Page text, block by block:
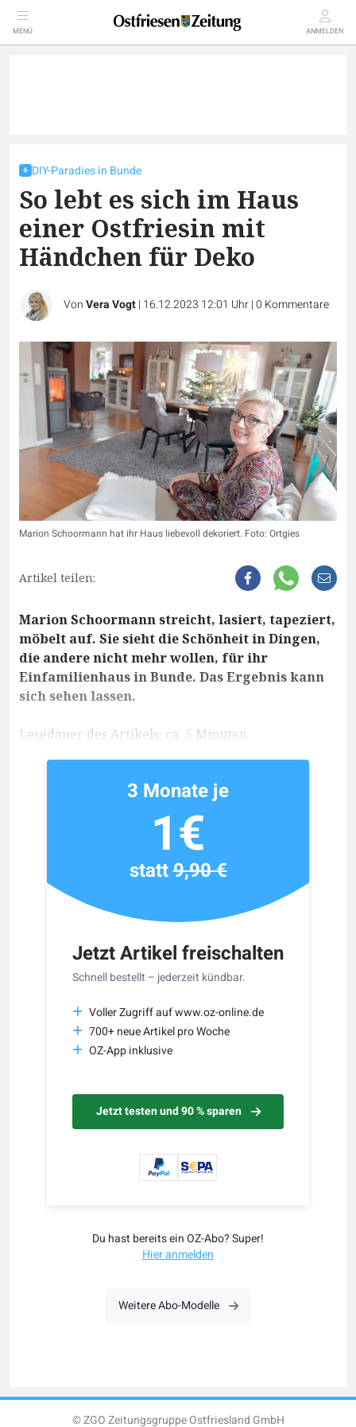
MENÜ ANMELDEN
DIY-Paradies in Bunde
So lebt es sich im Haus
einer Ostfriesin mit
Händchen für Deko
VonVera Vogt| 16.12.2023 12:01 Uhr|0 Kommentare
Marion Schoormann hat ihr Haus liebevoll dekoriert. Foto: Ortgies
Artikel teilen:
Marion Schoormann streicht, lasiert, tapeziert,
möbelt auf. Sie sieht die Schönheit in Dingen,
die andere nicht mehr wollen, für ihr
Einfamilienhaus in Bunde. Das Ergebnis kann
sich sehen lassen.
Lesedauer des Artikels: ca. 5 Minuten
Jetzt Artikel freischalten
Schnell bestellt – jederzeit kündbar.
Voller Zugriff auf www.oz-online.de
700+ neue Artikel pro Woche
OZ-App inklusive
Jetzt testen und 90 % sparen
3 Monate je
1€
statt9,90 €
Du hast bereits ein OZ-Abo? Super!
Hier anmelden
Weitere Abo-Modelle
© ZGO Zeitungsgruppe Ostfriesland GmbH